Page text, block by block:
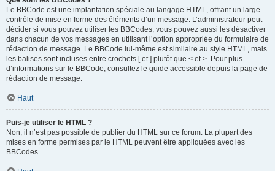
Le BBCode est une implantation spéciale au langage HTML, offrant un large
contrôle de mise en forme des éléments d’un message. L’administrateur peut
décider si vous pouvez utiliser les BBCodes, vous pouvez aussi les désactiver
dans chacun de vos messages en utilisant l’option appropriée du formulaire de
rédaction de message. Le BBCode lui-même est similaire au style HTML, mais
les balises sont incluses entre crochets [ et ] plutôt que < et >. Pour plus
d’informations sur le BBCode, consultez le guide accessible depuis la page de
rédaction de message.
Haut
Puis-je utiliser le HTML ?
Non, il n’est pas possible de publier du HTML sur ce forum. La plupart des
mises en forme permises par le HTML peuvent être appliquées avec les
BBCodes.